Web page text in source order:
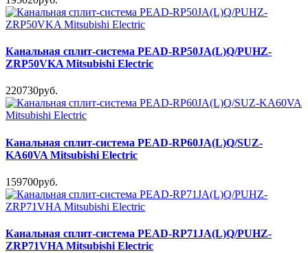
Канальная сплит-система PEAD-RP50JA(L)Q/PUHZ-
ZRP50VKA Mitsubishi Electric
220730руб.
Канальная сплит-система PEAD-RP60JA(L)Q/SUZ-
KA60VA Mitsubishi Electric
159700руб.
Канальная сплит-система PEAD-RP71JA(L)Q/PUHZ-
ZRP71VHA Mitsubishi Electric